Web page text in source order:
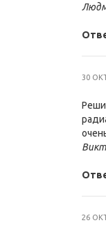
30
26